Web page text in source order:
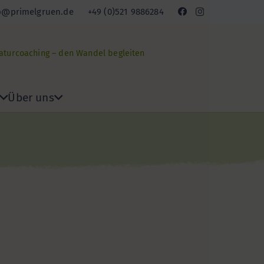
+49 (0)521 9886284
– den Wandel begleiten
Über uns